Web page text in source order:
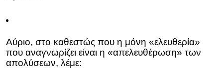
Αύριο, στο καθεστώς που η μόνη «ελευθερία»
που αναγνωρίζει είναι η «απελευθέρωση» των
απολύσεων, λέμε: